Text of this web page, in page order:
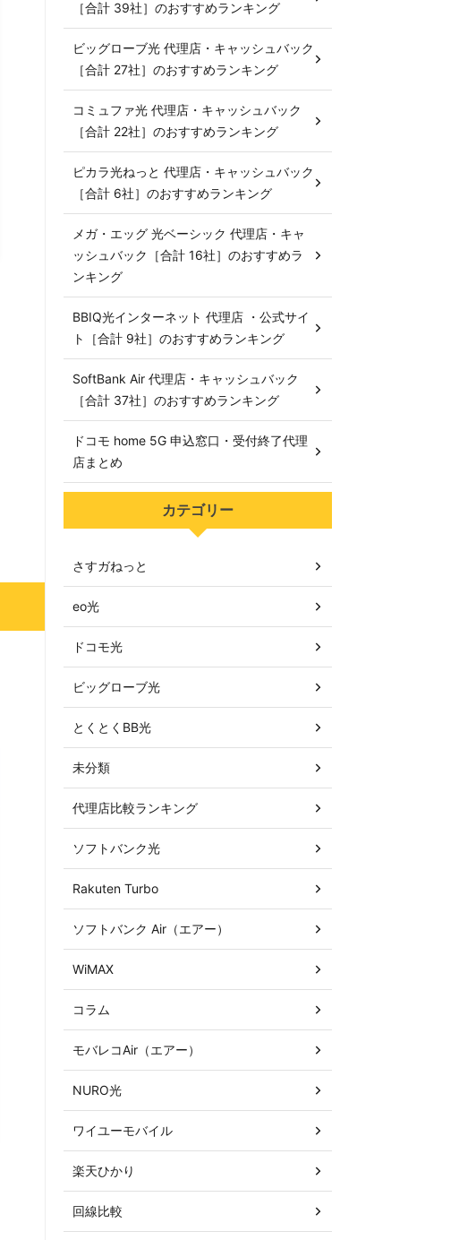
［合計 39社］のおすすめランキング
ビッグローブ光 代理店・キャッシュバック
［合計 27社］のおすすめランキング
コミュファ光 代理店・キャッシュバック
［合計 22社］のおすすめランキング
ピカラ光ねっと 代理店・キャッシュバック
［合計 6社］のおすすめランキング
メガ・エッグ 光ベーシック 代理店・キャ
ッシュバック［合計 16社］のおすすめラ
ンキング
BBIQ光インターネット 代理店 ・公式サイ
ト［合計 9社］のおすすめランキング
SoftBank Air 代理店・キャッシュバック
［合計 37社］のおすすめランキング
ドコモ home 5G 申込窓口・受付終了代理
店まとめ
カテゴリー
さすガねっと
eo光
ドコモ光
ビッグローブ光
とくとくBB光
未分類
代理店比較ランキング
ソフトバンク光
Rakuten Turbo
ソフトバンク Air（エアー）
WiMAX
コラム
モバレコAir（エアー）
NURO光
ワイユーモバイル
楽天ひかり
回線比較